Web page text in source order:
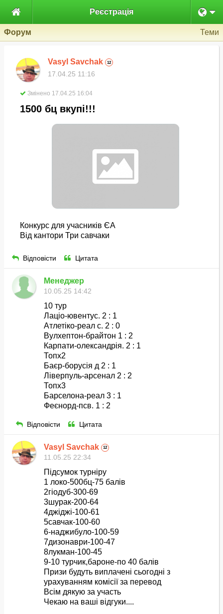
 Реєстрація
Форум Теми
Vasyl Savchak 12
17.04.25 11:16
Змінено 17.04.25 16:04
1500 бц вкупі!!!
Конкурс для учасників ЄА
Від кантори Три савчаки
Відповісти Цитата
Менеджер
10.05.25 14:42
10 тур
Лаціо-ювентус. 2 : 1
Атлетіко-реал с. 2 : 0
Вулхептон-брайтон 1 : 2
Карпати-олександрія. 2 : 1
Топх2
Баєр-борусія д 2 : 1
Ліверпуль-арсенал 2 : 2
Топх3
Барселона-реал 3 : 1
Феєнорд-псв. 1 : 2
Відповісти Цитата
Vasyl Savchak 12
11.05.25 22:34
Підсумок турніру
1 локо-500бц-75 балів
2гіодуб-300-69
3шурак-200-64
4джіджі-100-61
5савчак-100-60
6-наджибуло-100-59
7дизонаври-100-47
8лукман-100-45
9-10 турчик,бароне-по 40 балів
Призи будуть виплачені сьогодні з
урахуванням комісії за перевод
Всім дякую за участь
Чекаю на ваші відгуки....